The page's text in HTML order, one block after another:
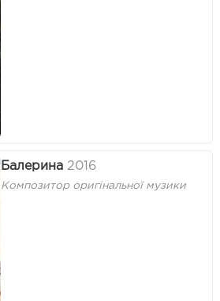
Балерина 2016
Композитор оригінальної музики